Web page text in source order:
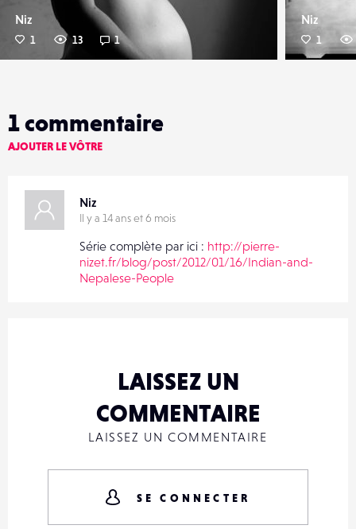
Niz
1 13 1
Niz
1
1commentaire
AJOUTER LE VÔTRE
Niz
Il y a 14 ans et 6 mois
Série complète par ici : http://pierre-
nizet.fr/blog/post/2012/01/16/Indian-and-
Nepalese-People
LAISSEZ UN
COMMENTAIRE
LAISSEZ UN COMMENTAIRE
SE CONNECTER